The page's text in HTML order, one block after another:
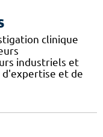
clinique
industriels et
et de